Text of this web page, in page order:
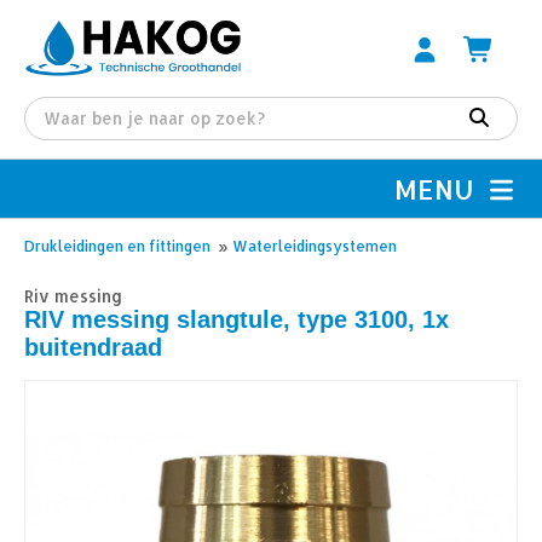
MENU
Drukleidingen en fittingen » Waterleidingsystemen
Riv messing
RIV messing slangtule, type 3100, 1x
buitendraad